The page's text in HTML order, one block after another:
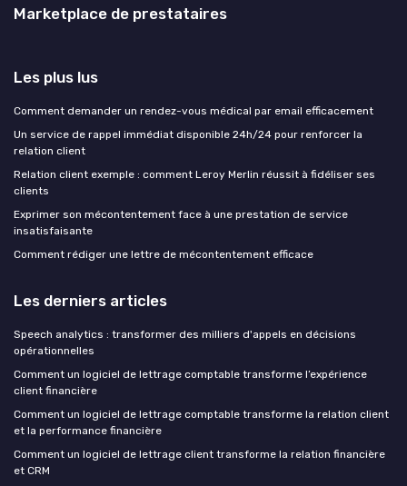
Marketplace de prestataires
Les plus lus
Comment demander un rendez-vous médical par email efficacement
Un service de rappel immédiat disponible 24h/24 pour renforcer la
relation client
Relation client exemple : comment Leroy Merlin réussit à fidéliser ses
clients
Exprimer son mécontentement face à une prestation de service
insatisfaisante
Comment rédiger une lettre de mécontentement efficace
Les derniers articles
Speech analytics : transformer des milliers d'appels en décisions
opérationnelles
Comment un logiciel de lettrage comptable transforme l’expérience
client financière
Comment un logiciel de lettrage comptable transforme la relation client
et la performance financière
Comment un logiciel de lettrage client transforme la relation financière
et CRM